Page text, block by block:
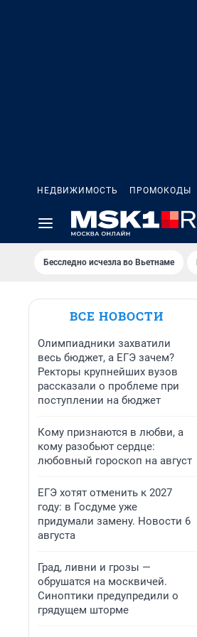
НЕДВИЖИМОСТЬ ПРОМОКОДЫ
Бесследно исчезла во Вьетнаме
ВСЕ НОВОСТИ
Олимпиадники захватили
весь бюджет, а ЕГЭ зачем?
Ректоры крупнейших вузов
рассказали о проблеме при
поступлении на бюджет
Кому признаются в любви, а
кому разобьют сердце:
любовный гороскоп на август
ЕГЭ хотят отменить к 2027
году: в Госдуме уже
придумали замену. Новости 6
августа
Град, ливни и грозы —
обрушатся на москвичей.
Синоптики предупредили о
грядущем шторме